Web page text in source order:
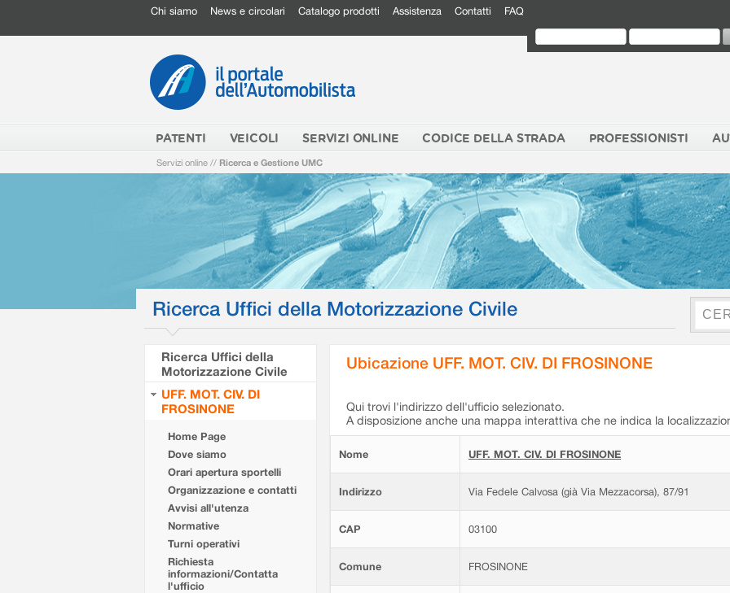
Chi siamo News e circolari Catalogo prodotti Assistenza Contatti FAQ
PATENTI VEICOLI SERVIZI ONLINE CODICE DELLA STRADA PROFESSIONISTI
Servizi online // Ricerca e Gestione UMC
Ricerca Uffici della Motorizzazione Civile
Ricerca Uffici della
Motorizzazione Civile
UFF. MOT. CIV. DI
FROSINONE
Home Page
Dove siamo
Orari apertura sportelli
Organizzazione e contatti
Avvisi all'utenza
Normative
Turni operativi
Richiesta
informazioni/Contatta
l'ufficio
Ubicazione UFF. MOT. CIV. DI FROSINONE
Qui trovi l'indirizzo dell'ufficio selezionato.
A disposizione anche una mappa interattiva che ne indica la
Nome UFF. MOT. CIV. DI FROSINONE
Indirizzo Via Fedele Calvosa (già Via Mezzacorsa), 87/91
CAP 03100
Comune FROSINONE